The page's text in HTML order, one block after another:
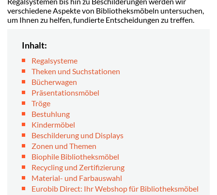
verschiedene Aspekte von Bibliotheksmöbeln untersuchen,
um Ihnen zu helfen, fundierte Entscheidungen zu treffen.
Inhalt:
Regalsysteme
Theken und Suchstationen
Bücherwagen
Präsentationsmöbel
Tröge
Bestuhlung
Kindermöbel
Beschilderung und Displays
Zonen und Themen
Biophile Bibliotheksmöbel
Recycling und Zertifizierung
Material- und Farbauswahl
Eurobib Direct: Ihr Webshop für Bibliotheksmöbel